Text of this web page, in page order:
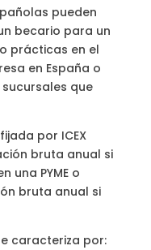
pueden
becario para un
prácticas en el
en España o
que
por ICEX
bruta anual si
una PYME o
bruta anual si
caracteriza por: